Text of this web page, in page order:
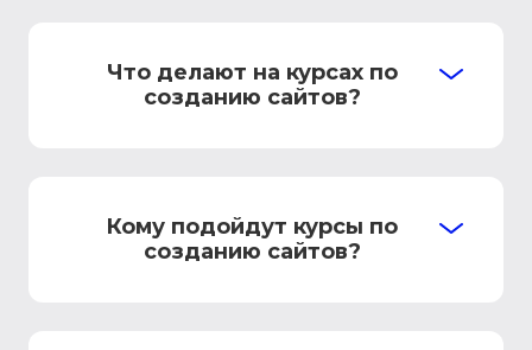
Что делают на курсах по
созданию сайтов?
Кому подойдут курсы по
созданию сайтов?